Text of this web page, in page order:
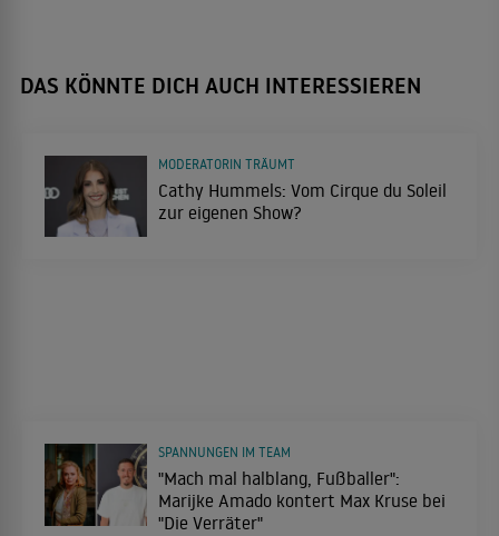
DAS KÖNNTE DICH AUCH INTERESSIEREN
Cathy Hummels: Vom Cirque du Soleil
zur eigenen Show?
MODERATORIN TRÄUMT
"Mach mal halblang, Fußballer":
Marijke Amado kontert Max Kruse bei
"Die Verräter"
SPANNUNGEN IM TEAM